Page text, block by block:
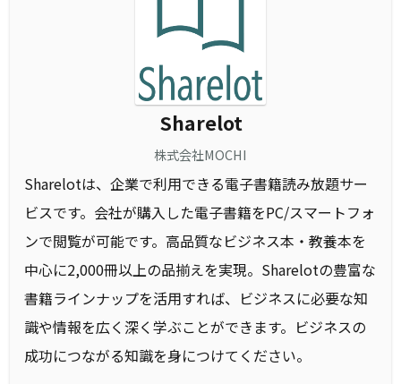
Sharelot
株式会社MOCHI
Sharelotは、企業で利用できる電子書籍読み放題サー
ビスです。会社が購入した電子書籍をPC/スマートフォ
ンで閲覧が可能です。高品質なビジネス本・教養本を
中心に2,000冊以上の品揃えを実現。Sharelotの豊富な
書籍ラインナップを活用すれば、ビジネスに必要な知
識や情報を広く深く学ぶことができます。ビジネスの
成功につながる知識を身につけてください。